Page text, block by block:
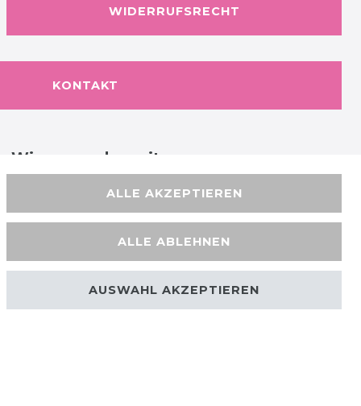
WIDERRUFSRECHT
KONTAKT
Wir versenden mit
ALLE AKZEPTIEREN
ALLE ABLEHNEN
AUSWAHL AKZEPTIEREN